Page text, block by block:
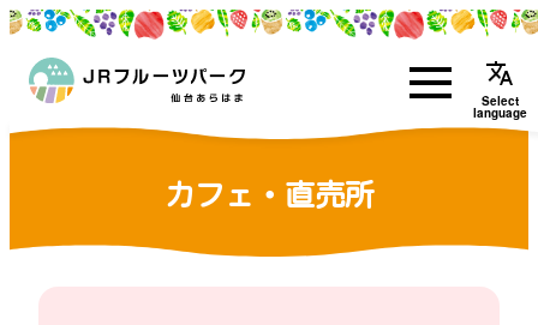
translate
Select
language
カフェ・直売所